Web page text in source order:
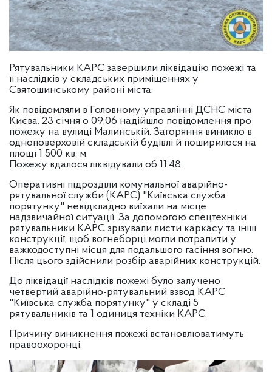
Рятувальники КАРС завершили ліквідацію пожежі та
її наслідків у складських приміщеннях у
Святошинському районі міста.
Як повідомляли в Головному управлінні ДСНС міста
Києва, 23 січня о 09:06 надійшло повідомлення про
пожежу на вулиці Малинській. Загоряння виникло в
одноповерховій складській будівлі й поширилося на
площі 1 500 кв. м.
Пожежу вдалося ліквідували об 11:48.
Оперативні підрозділи комунальної аварійно-
рятувальної служби (КАРС) "Київська служба
порятунку" невідкладно виїхали на місце
надзвичайної ситуації. За допомогою спецтехніки
рятувальники КАРС зрізували листи каркасу та інші
конструкції, щоб вогнеборці могли потрапити у
важкодоступні місця для подальшого гасіння вогню.
Після цього здійснили розбір аварійних конструкцій.
До ліквідації наслідків пожежі було залучено
четвертий аварійно-рятувальний взвод КАРС
"Київська служба порятунку" у складі 5
рятувальників та 1 одиниця техніки КАРС.
Причину виникнення пожежі встановлюватимуть
правоохоронці.